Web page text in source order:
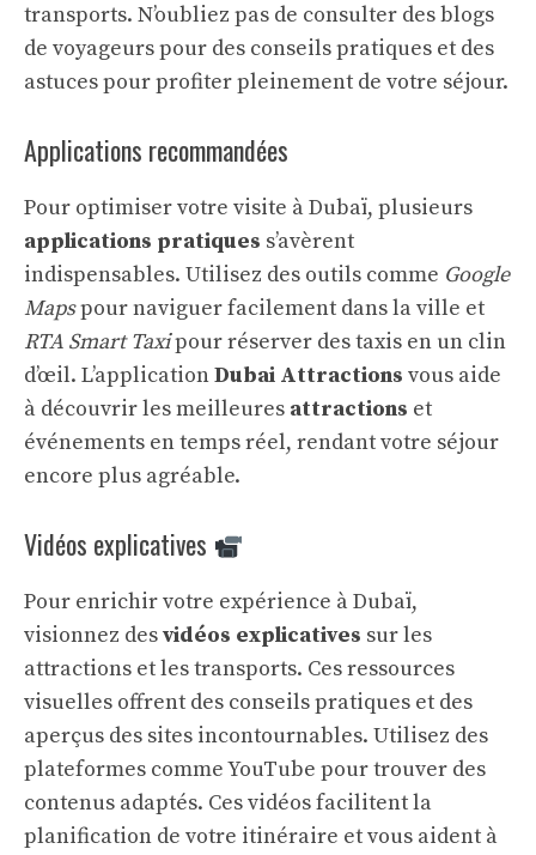
transports. N’oubliez pas de consulter des blogs
de voyageurs pour des conseils pratiques et des
astuces pour profiter pleinement de votre séjour.
Applications recommandées
Pour optimiser votre visite à Dubaï, plusieurs
applications pratiques s’avèrent
indispensables. Utilisez des outils comme Google
Mapspour naviguer facilement dans la ville et
RTA Smart Taxipour réserver des taxis en un clin
d’œil. L’applicationDubai Attractions vous aide
à découvrir les meilleures attractions et
événements en temps réel, rendant votre séjour
encore plus agréable.
Vidéos explicatives
Pour enrichir votre expérience à Dubaï,
visionnez desvidéos explicatives sur les
attractions et les transports. Ces ressources
visuelles offrent des conseils pratiques et des
aperçus des sites incontournables. Utilisez des
plateformes comme YouTube pour trouver des
contenus adaptés. Ces vidéos facilitent la
planification de votre itinéraire et vous aident à